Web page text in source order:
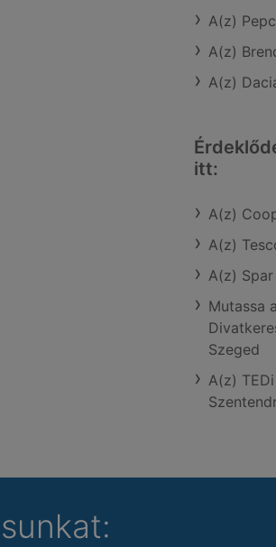
A(z)
A(z)
A(z)
itt:
A(z)
A(z)
A(z)
Mutassa
Szeged
A(z)